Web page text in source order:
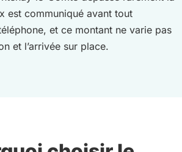
est communiqué avant tout
et ce montant ne varie pas
et l’arrivée sur place.